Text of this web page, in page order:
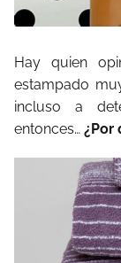
Hay quien
estampado
incluso a
entonces… ¿Por